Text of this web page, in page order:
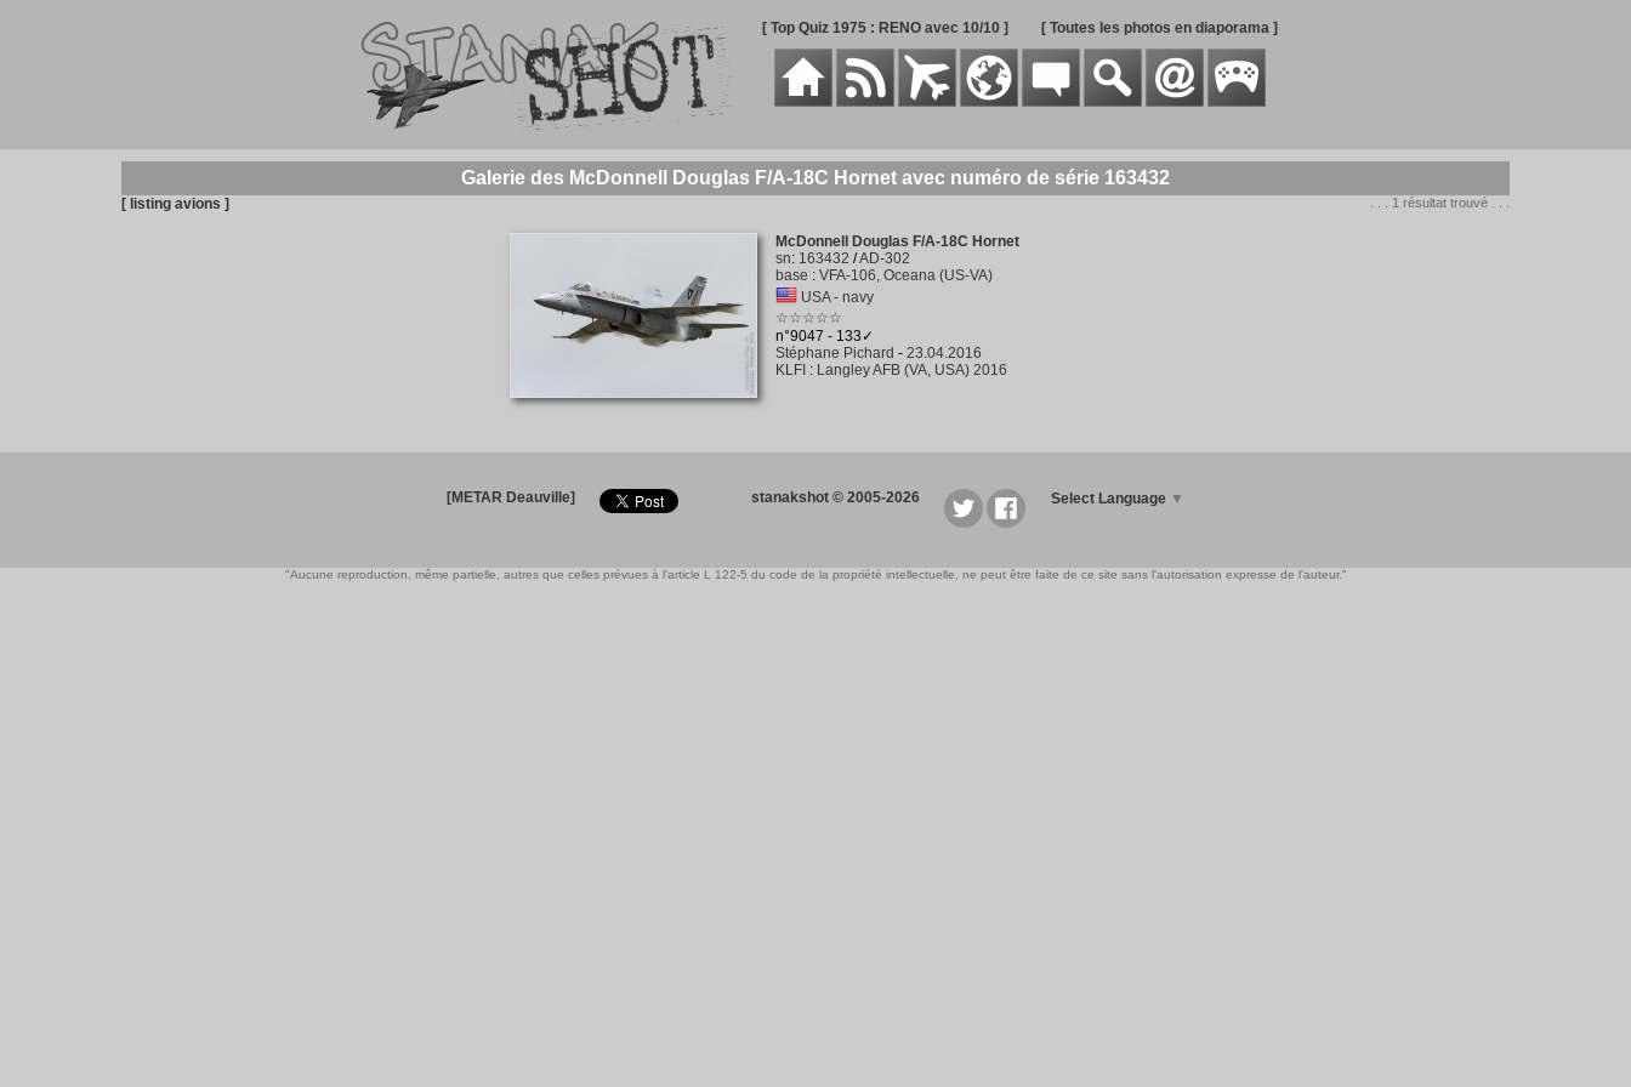
[ Top Quiz 1975 : RENO avec 10/10 ] [ Toutes les photos en diaporama ]
Galerie des McDonnell Douglas F/A-18C Hornet avec numéro de série 163432
[ listing avions ] . . . 1 résultat trouvé . . .
McDonnell Douglas F/A-18C Hornet
sn: 163432 /AD-302
base : VFA-106, Oceana (US-VA)
USA - navy
☆☆☆☆☆
n°9047 - 133✓
Stéphane Pichard - 23.04.2016
KLFI : Langley AFB (VA, USA) 2016
[METAR Deauville] stanakshot © 2005-2026 Select Language ▼
"Aucune reproduction, même partielle, autres que celles prévues à l'article L 122-5 du code de la propriété intellectuelle, ne peut être faite de ce site sans l'autorisation expresse de l'auteur."